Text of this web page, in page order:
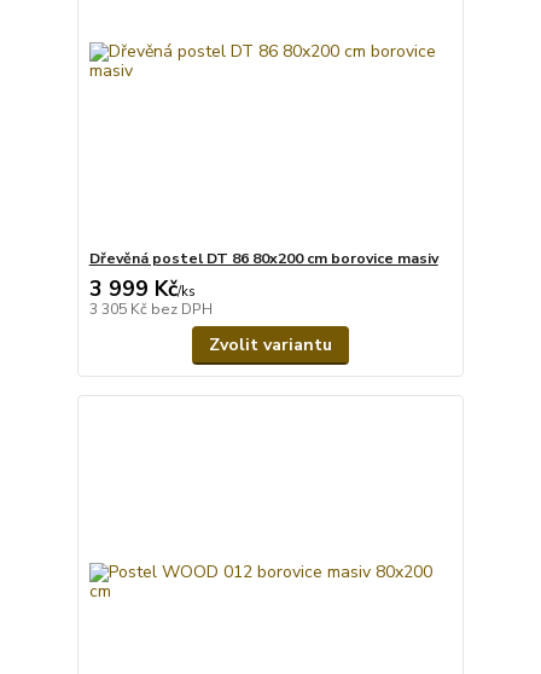
Dřevěná postel DT 86 80x200 cm borovice masiv
3 999 Kč/ks
3 305 Kč bez DPH
Zvolit variantu